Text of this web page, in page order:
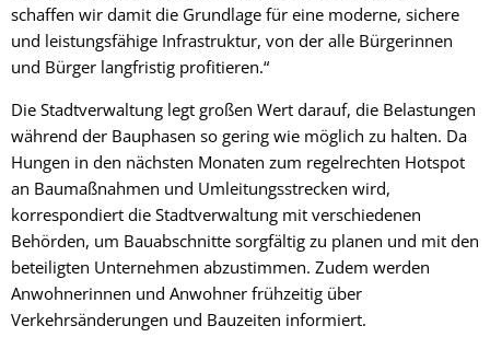
schaffen wir damit die Grundlage für eine moderne, sichere
und leistungsfähige Infrastruktur, von der alle Bürgerinnen
und Bürger langfristig profitieren.“
Die Stadtverwaltung legt großen Wert darauf, die Belastungen
während der Bauphasen so gering wie möglich zu halten. Da
Hungen in den nächsten Monaten zum regelrechten Hotspot
an Baumaßnahmen und Umleitungsstrecken wird,
korrespondiert die Stadtverwaltung mit verschiedenen
Behörden, um Bauabschnitte sorgfältig zu planen und mit den
beteiligten Unternehmen abzustimmen. Zudem werden
Anwohnerinnen und Anwohner frühzeitig über
Verkehrsänderungen und Bauzeiten informiert.